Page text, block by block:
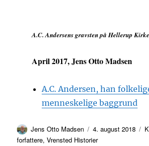
A.C. Andersens gravsten på Hellerup
April 2017, Jens Otto Madsen
A.C. Andersen, han
menneskelige baggrund
Forfatter
Jens Otto Madsen Udgivet
4. august 2018
forfattere,Vrensted Historier